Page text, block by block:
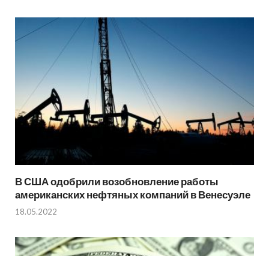
В США одобрили возобновление работы
американских нефтяных компаний в Венесуэле
18.05.2022